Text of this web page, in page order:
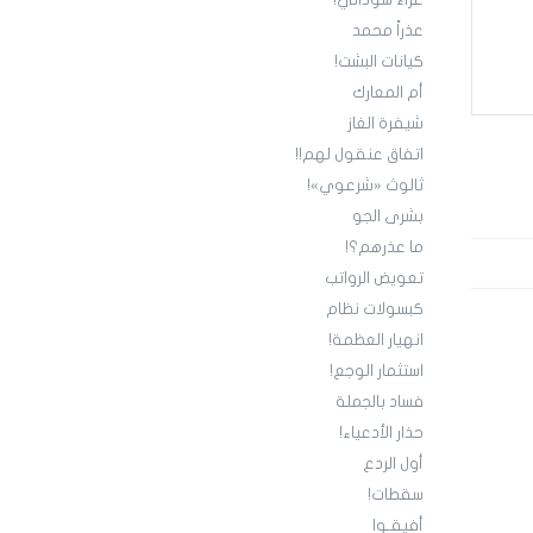
عذراً محمد
كيانات البشت!
أم المعارك
شيفرة الغاز
اتفاق عنقول لهم!!
ثالوث «شرعوي»!
بشرى الجو
ما عذرهم؟!
تعويض الرواتب
كبسولات نظام
انهيار العظمة!
استثمار الوجع!
فساد بالجملة
حذار الأدعياء!
أول الردع
سقطات!
أفيقـوا